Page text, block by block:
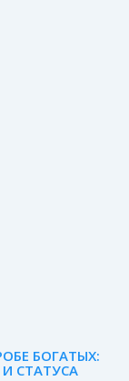
БОГАТЫХ:
СТАТУСА